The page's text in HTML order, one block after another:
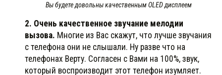
Вы будете довольны качественным OLED дисплеем
2. Очень качественное звучание мелодии
вызова. Многие из Вас скажут, что лучше звучания
с телефона они не слышали. Ну разве что на
телефонах Верту. Согласен с Вами на 100%, звук,
который воспроизводит этот телефон изумляет.